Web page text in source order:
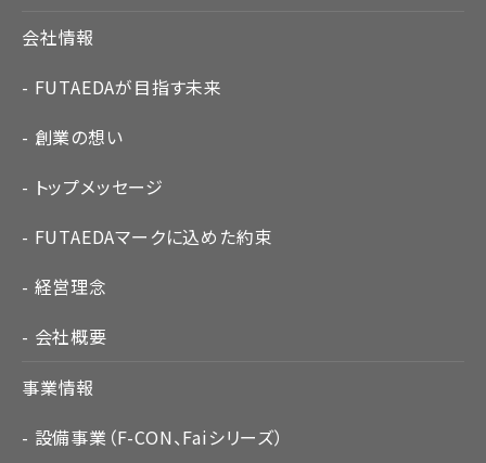
会社情報
FUTAEDAが目指す未来
創業の想い
トップメッセージ
FUTAEDAマークに込めた約束
経営理念
会社概要
事業情報
設備事業（F-CON、Faiシリーズ）